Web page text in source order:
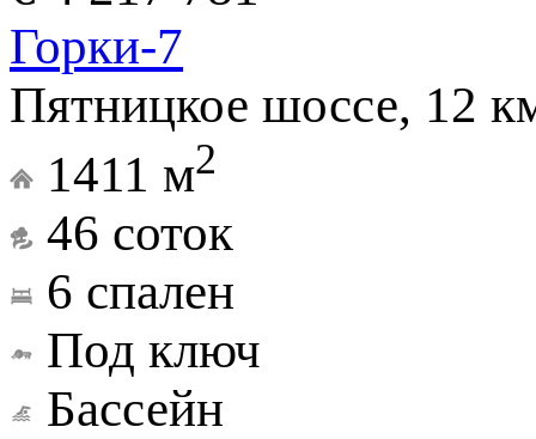
Горки-7
Пятницкое шоссе, 12
1411 м2
46 соток
6 спален
Под ключ
Бассейн